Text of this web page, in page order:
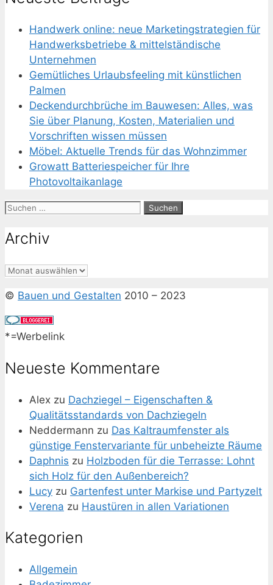
Handwerk online: neue Marketingstrategien für
Handwerksbetriebe & mittelständische
Unternehmen
Gemütliches Urlaubsfeeling mit künstlichen
Palmen
Deckendurchbrüche im Bauwesen: Alles, was
Sie über Planung, Kosten, Materialien und
Vorschriften wissen müssen
Möbel: Aktuelle Trends für das Wohnzimmer
Growatt Batteriespeicher für Ihre
Photovoltaikanlage
Suchen
Archiv
Archiv
© Bauen und Gestalten 2010 – 2023
*=Werbelink
Neueste Kommentare
Alex zu Dachziegel – Eigenschaften &
Qualitätsstandards von Dachziegeln
Neddermann zu Das Kaltraumfenster als
günstige Fenstervariante für unbeheizte Räume
Daphnis zu Holzboden für die Terrasse: Lohnt
sich Holz für den Außenbereich?
Lucy zu Gartenfest unter Markise und Partyzelt
Verena zu Haustüren in allen Variationen
Kategorien
Allgemein